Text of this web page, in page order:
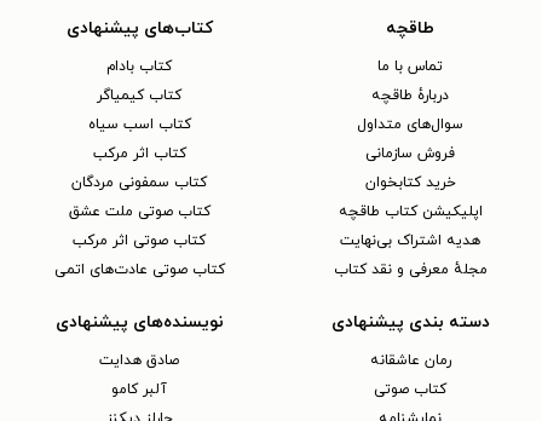
طاقچه
تماس با ما
دربارهٔ طاقچه
سوال‌های متداول
فروش سازمانی
خرید کتابخوان
اپلیکیشن کتاب طاقچه
هدیه اشتراک بی‌نهایت
مجلهٔ معرفی و نقد کتاب
کتاب‌های پیشنهادی
کتاب بادام
کتاب کیمیاگر
کتاب اسب سیاه
کتاب اثر مرکب
کتاب سمفونی مردگان
کتاب صوتی ملت عشق
کتاب صوتی اثر مرکب
کتاب صوتی عادت‌های اتمی
دسته بندی پیشنهادی
رمان عاشقانه
کتاب‌ صوتی
نویسنده‌های پیشنهادی
صادق هدایت
آلبر کامو